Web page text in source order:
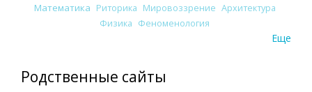
Математика Риторика Мировоззрение Архитектура
Физика Феноменология
Еще
Родственные сайты